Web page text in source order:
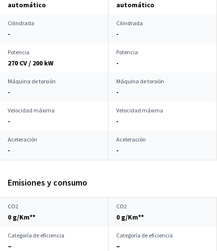
automático automático
Cilindrada
-
Cilindrada
-
Potencia
270 CV / 200 kW
Potencia
-
Máquina de torsión
-
Máquina de torsión
-
Velocidad máxima
-
Velocidad máxima
-
Aceleración
-
Aceleración
-
Emisiones y consumo
CO2
0 g/Km**
CO2
0 g/Km**
Categoría de eficiencia
–
Categoría de eficiencia
–